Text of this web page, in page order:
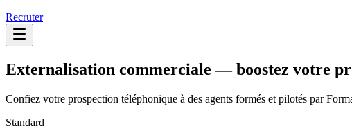
Recruter
Externalisation commerciale —boostez votre
Confiez votre prospection téléphonique à des agents formés et pilotés par
Standard